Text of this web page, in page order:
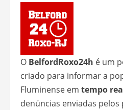
O BelfordRoxo24h é um
criado para informar a
Fluminense em tempo
denúncias enviadas